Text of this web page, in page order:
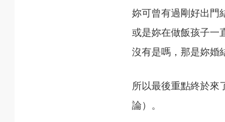
妳可曾有過剛好出門
或是妳在做飯孩子一
沒有是嗎，那是妳婚
所以最後重點終於來
論）。